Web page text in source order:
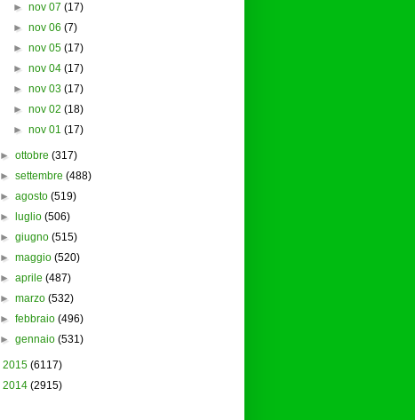
► nov 07 (17)
► nov 06 (7)
► nov 05 (17)
► nov 04 (17)
► nov 03 (17)
► nov 02 (18)
► nov 01 (17)
►ottobre (317)
►settembre (488)
►agosto (519)
►
luglio (506)
►giugno (515)
►maggio (520)
►aprile (487)
►marzo (532)
►febbraio (496)
►gennaio (531)
2015 (6117)
2014 (2915)